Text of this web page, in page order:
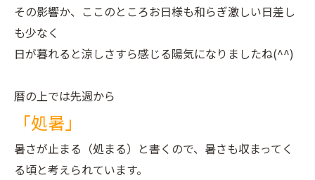
その影響か、ここのところお日様も和らぎ激しい日差し
も少なく
日が暮れると涼しさすら感じる陽気になりましたね(^^)
暦の上では先週から
「処暑」
暑さが止まる（処まる）と書くので、暑さも収まってく
る頃と考えられています。